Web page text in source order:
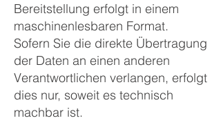
Bereitstellung erfolgt in einem
maschinenlesbaren Format.
Sofern Sie die direkte Übertragung
der Daten an einen anderen
Verantwortlichen verlangen, erfolgt
dies nur, soweit es technisch
machbar ist.